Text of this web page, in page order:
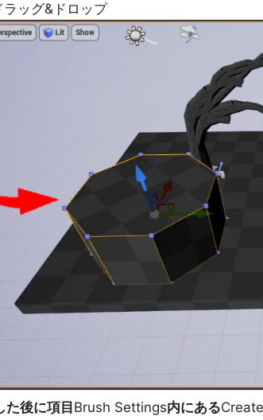
ッグ&ドロップ
た後に項目 Brush Settings内にあるCreate